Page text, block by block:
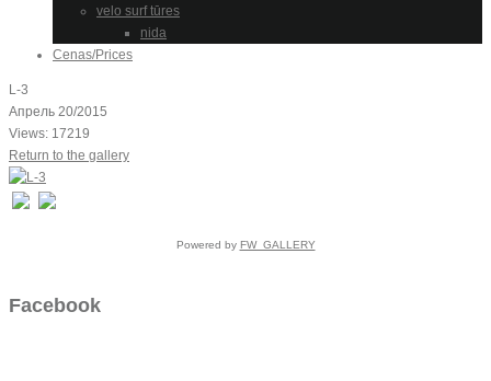
velo surf tūres
nida
Cenas/Prices
L-3
Апрель 20/2015
Views: 17219
Return to the gallery
Powered by FW_GALLERY
Facebook